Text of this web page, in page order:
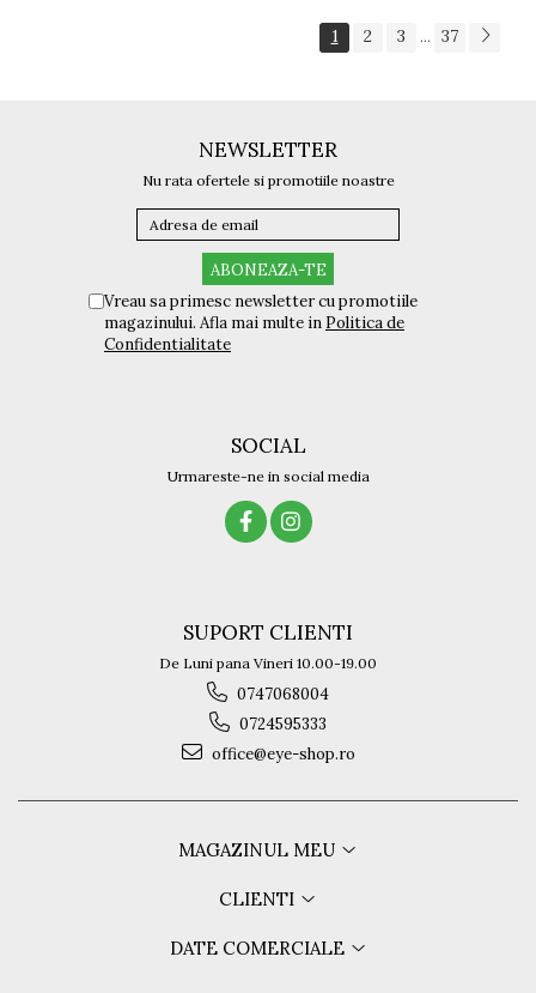
1 2 3 ... 37
NEWSLETTER
Nu rata ofertele si promotiile noastre
Vreau sa primesc newsletter cu promotiile
magazinului. Afla mai multe in Politica de
Confidentialitate
SOCIAL
Urmareste-ne in social media
SUPORT CLIENTI
De Luni pana Vineri 10.00-19.00
0747068004
0724595333
office@eye-shop.ro
MAGAZINUL MEU
CLIENTI
DATE COMERCIALE